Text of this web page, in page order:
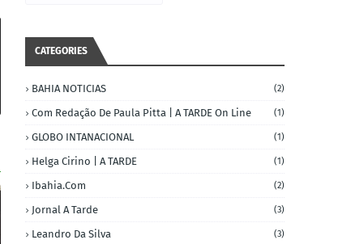
CATEGORIES
BAHIA NOTICIAS (2)
Com Redação De Paula Pitta | A TARDE On Line (1)
GLOBO INTANACIONAL (1)
Helga Cirino | A TARDE (1)
Ibahia.com (2)
Jornal A Tarde (3)
Leandro Da Silva (3)